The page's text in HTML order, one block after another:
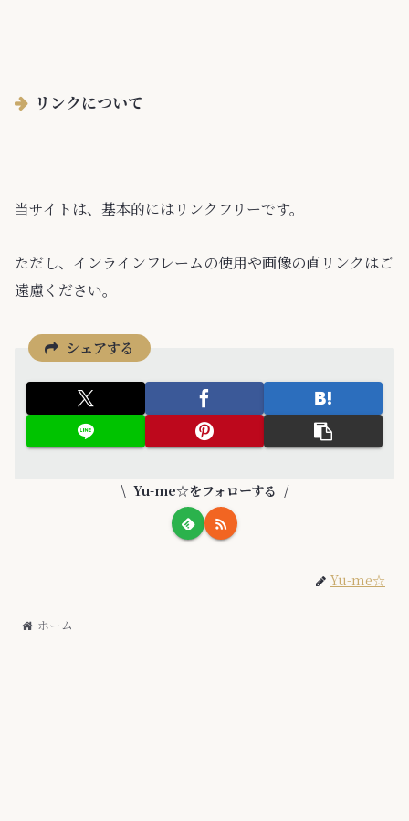
リンクについて
当サイトは、基本的にはリンクフリーです。
ただし、インラインフレームの使用や画像の直リンクはご
遠慮ください。
シェアする
Yu-me☆をフォローする
Yu-me☆
ホーム